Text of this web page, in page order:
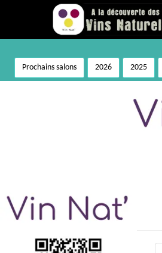
Prochains salons 2026 2025